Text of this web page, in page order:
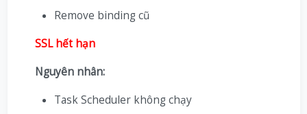
Remove binding cũ
SSL hết hạn
Nguyên nhân:
Task Scheduler không chạy